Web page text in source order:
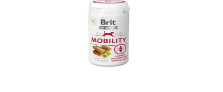
KRÁLÍCI/HLODAVCI/PTÁCI